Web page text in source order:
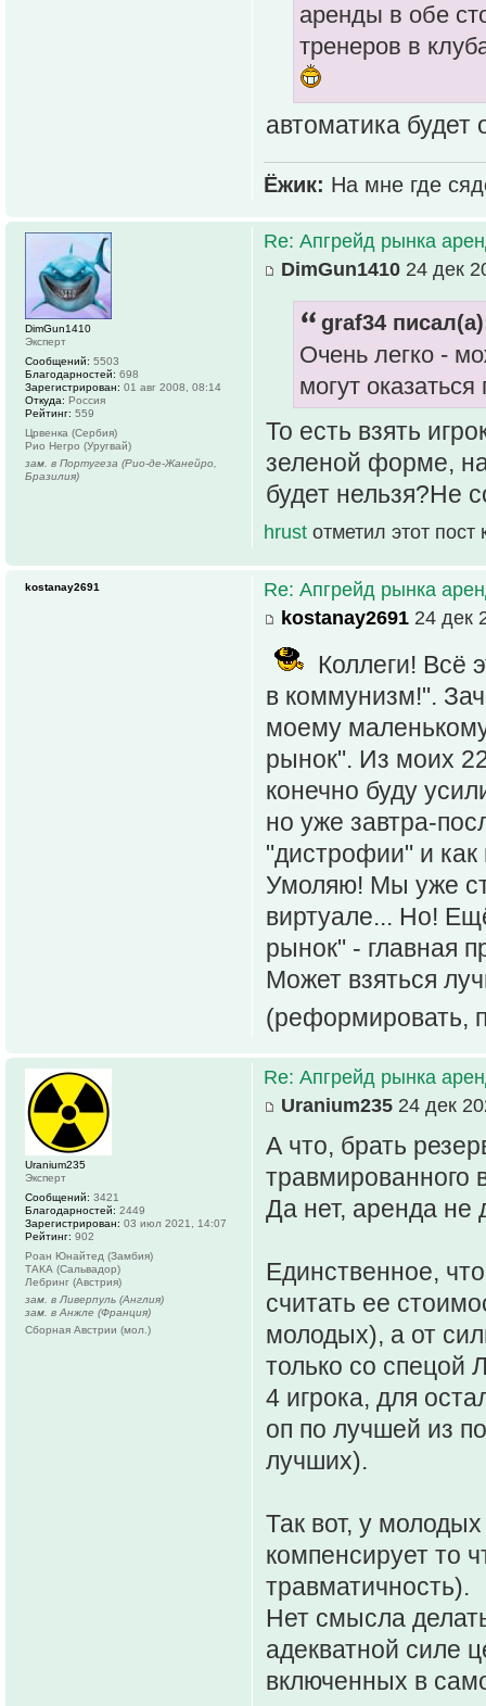
аренды в обе
тренеров в
автоматика будет
Ёжик: На мне где
Re: Апгрейд рынка
DimGun1410 24 дек
graf34
Очень легко -
могут
То есть взять
зеленой форме,
будет нельзя?Не
hrust отметил этот
DimGun1410
Эксперт
Сообщений: 5503
Благодарностей: 698
Зарегистрирован: 01 авг 2008, 08:14
Откуда: Россия
Рейтинг: 559
Црвенка (Сербия)
Рио Негро (Уругвай)
зам. в Португеза (Рио-де-Жанейро,
Бразилия)
Re: Апгрейд рынка
kostanay2691 24 дек
Коллеги! Всё
в коммунизм!".
моему
рынок". Из моих
конечно буду
но уже завтра-
"дистрофии" и как
Умоляю! Мы уже
виртуале... Но!
рынок" - главная
Может взяться
(реформировать,
kostanay2691
Re: Апгрейд рынка
Uranium235 24 дек
А что, брать
травмированного
Да нет, аренда не
Единственное,
считать ее
молодых), а от
только со спецой
4 игрока, для
оп по лучшей из
лучших).
Так вот, у
компенсирует то
травматичность).
Нет смысла
адекватной силе
включенных в
Uranium235
Эксперт
Сообщений: 3421
Благодарностей: 2449
Зарегистрирован: 03 июл 2021, 14:07
Рейтинг: 902
Роан Юнайтед (Замбия)
ТАКА (Сальвадор)
Лебринг (Австрия)
зам. в Ливерпуль (Англия)
зам. в Анжле (Франция)
Сборная Австрии (мол.)